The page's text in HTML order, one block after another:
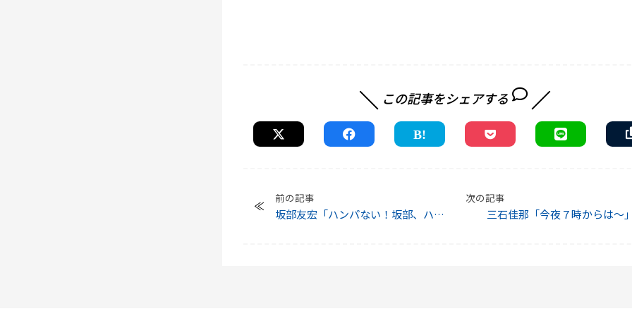
この記事をシェアする
前の記事
坂部友宏「ハンパない！坂部、ハン
次の記事
三石佳那「今夜７時からは～